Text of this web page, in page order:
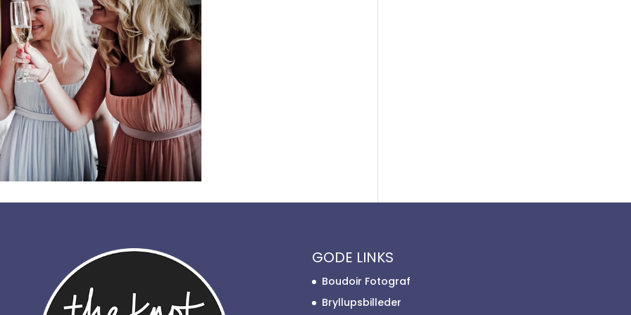
GODE LINKS
Boudoir Fotograf
Bryllupsbilleder